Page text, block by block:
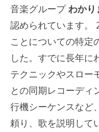
音楽グループわかり
認められています。
ことについての特定
した。すでに長年に
テクニックやスロー
との同期レコーディ
行機シーケンスなど
頼り、歌を説明して